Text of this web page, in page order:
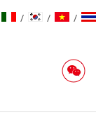
/ / /